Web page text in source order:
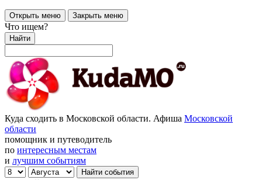
Открыть меню Закрыть меню
Что ищем?
Найти
Куда сходить в Московской области. Афиша Московской
области
помощник и путеводитель
по интересным местам
и лучшим событиям